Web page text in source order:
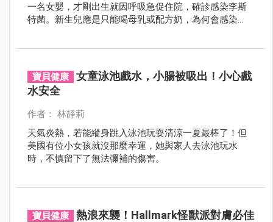
一名女嬰，才剛出生就因呼吸急促住院，確診感染李斯
特菌。新生兒應是只能喝母乳或配方奶，為何會感染
寶貝健康
女童泳池戲水，小腸被吸出！小心戲
水安全
作者： 林靜莉
天氣炎熱，若能縱身跳入泳池玩耍清涼一夏最棒了！但
美國有位小女孩就沒那麼幸運，她與家人去泳池玩水
時，不慎留下了無法彌補的傷害。
寶貝健康
熱浪來襲！Hallmark怪獸派對膚必佳